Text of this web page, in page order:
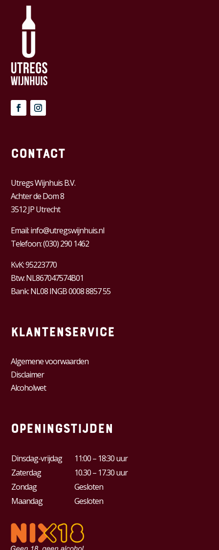
Contact
Utregs Wijnhuis B.V.
Achter de Dom 8
3512 JP Utrecht
Email:info@utregswijnhuis.nl
Telefoon:(030) 290 1462
KvK:95223770
Btw:NL867047574B01
Bank: NL08 INGB 0008 8857 55
Klantenservice
Algemene voorwaarden
Disclaimer
Alcoholwet
Openingstijden
Dinsdag-vrijdag
11:00 – 18:30 uur
Zaterdag
10.30 – 17.30 uur
Zondag
Gesloten
Maandag
Gesloten